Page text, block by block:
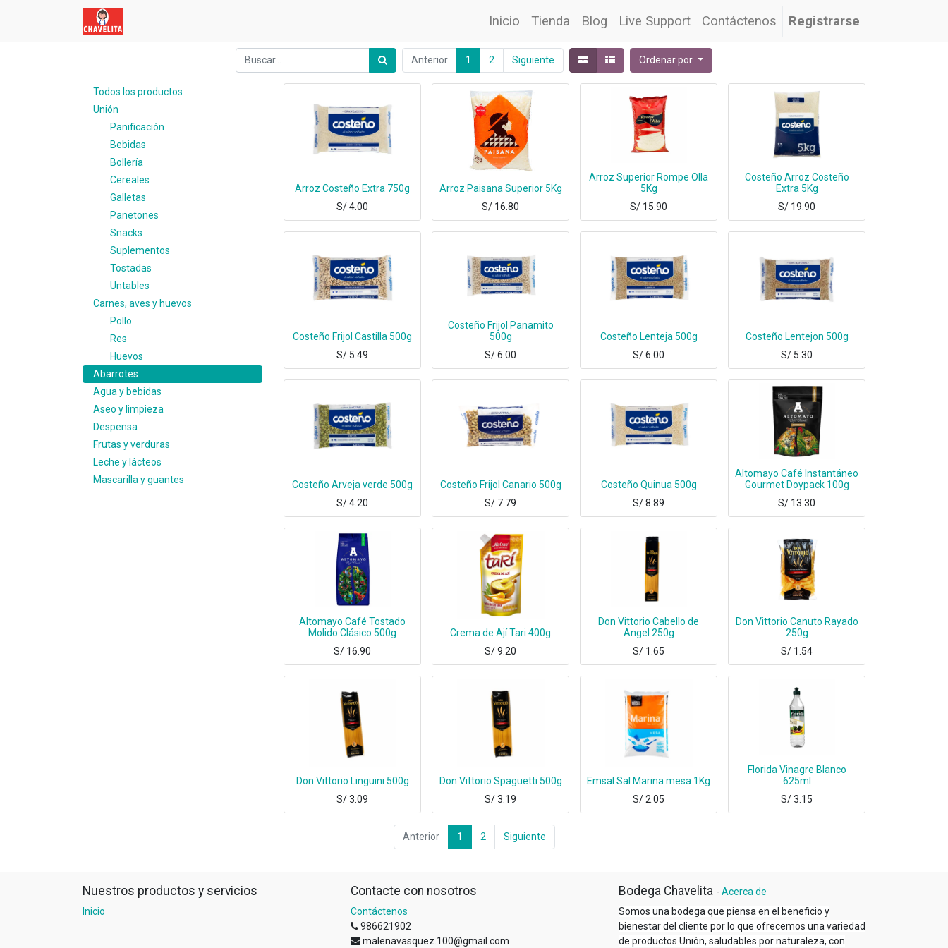
Inicio Tienda Blog Live Support Contáctenos Registrarse
Anterior 1 2 Siguiente Ordenar por
Todos los productos
Unión
Panificación
Bebidas
Bollería
Cereales
Galletas
Panetones
Snacks
Suplementos
Tostadas
Untables
Carnes, aves y huevos
Pollo
Res
Huevos
Abarrotes
Agua y bebidas
Aseo y limpieza
Despensa
Frutas y verduras
Leche y lácteos
Mascarilla y guantes
Arroz Costeño Extra 750g
S/4.00
Arroz Paisana Superior 5Kg
S/ 16.80
Arroz Superior Rompe Olla
5Kg
S/ 15.90
Costeño Arroz Costeño
Extra 5Kg
S/ 19.90
Costeño Frijol Castilla 500g
S/ 5.49
Costeño Frijol Panamito
500g
S/6.00
Costeño Lenteja 500g
S/6.00
Costeño Lentejon 500g
S/ 5.30
Costeño Arveja verde 500g
S/4.20
Costeño Frijol Canario 500g
S/ 7.79
Costeño Quinua 500g
S/8.89
Altomayo Café Instantáneo
Gourmet Doypack 100g
S/ 13.30
Altomayo Café Tostado
Molido Clásico 500g
S/ 16.90
Crema de Ají Tari 400g
S/9.20
Don Vittorio Cabello de
Angel 250g
S/ 1.65
Don Vittorio Canuto Rayado
250g
S/ 1.54
Don Vittorio Linguini 500g
S/3.09
Don Vittorio Spaguetti 500g
S/3.19
Emsal Sal Marina mesa 1Kg
S/2.05
Florida Vinagre Blanco
625ml
S/3.15
Anterior 1 2 Siguiente
Nuestros productos y servicios
Inicio
Contacte con nosotros
Contáctenos
986621902
malenavasquez.100@gmail.com
Bodega Chavelita - Acerca de
Somos una bodega que piensa en el beneficio y
bienestar del cliente por lo que ofrecemos una variedad
de productos Unión, saludables por naturaleza, con